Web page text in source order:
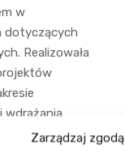
Zarządzaj zgodą
w
dotyczących
Realizowała
wdrażania
oraz świadczenia